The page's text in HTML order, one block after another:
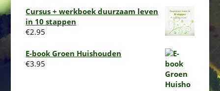
Cursus + werkboek duurzaam leven
in 10 stappen
€2.95
E-book Groen Huishouden
€3.95